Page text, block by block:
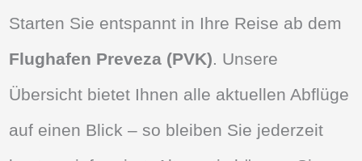
Starten Sie entspannt in Ihre Reise ab dem
Flughafen Preveza (PVK) . Unsere
Übersicht bietet Ihnen alle aktuellen Abflüge
auf einen Blick – so bleiben Sie jederzeit